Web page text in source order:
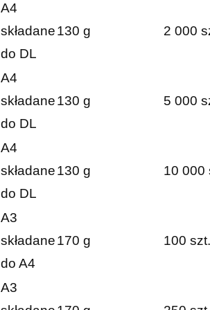
A4
składane
do DL
130 g 2 000
A4
składane
do DL
130 g 5 000
A4
składane
do DL
130 g 10 000
A3
składane
do A4
170 g 100 szt.
A3